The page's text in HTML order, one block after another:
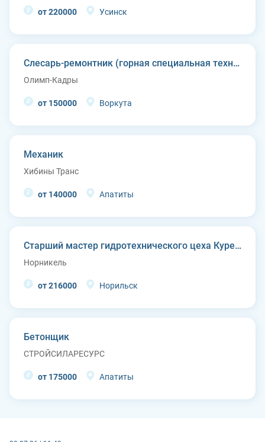
от 220000 Усинск
Слесарь-ремонтник (горная специальная техника)
Олимп-Кадры
от 150000 Воркута
Механик
Хибины Транс
от 140000 Апатиты
Старший мастер гидротехнического цеха Курейской ГЭС (п. Светлогорск)
Норникель
от 216000 Норильск
Бетонщик
СТРОЙСИЛАРЕСУРС
от 175000 Апатиты